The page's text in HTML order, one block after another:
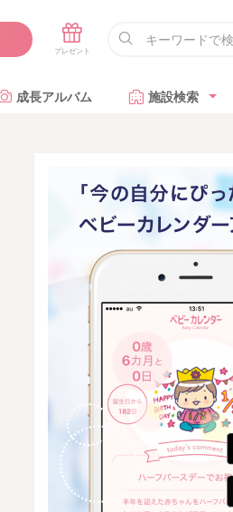
成長アルバム 施設検索